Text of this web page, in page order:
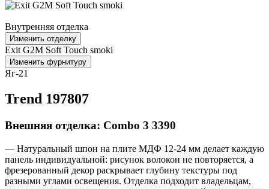
Внутренняя отделка
Изменить отделку
Exit G2M Soft Touch smoki
Изменить фурнитуру
Яг-21
Trend 197807
Внешняя отделка: Combo 3 3390
— Натуральный шпон на плите МДФ 12-24 мм делает каждую
панель индивидуальной: рисунок волокон не повторяется, а
фрезерованный декор раскрывает глубину текстуры под
разными углами освещения. Отделка подходит владельцам,